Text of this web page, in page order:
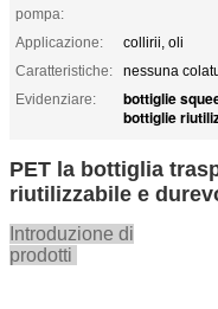
pompa:
Applicazione:
collirii, oli
Caratteristiche:
nessuna
Evidenziare:
bottiglie
bottiglie
PET la bottiglia
riutilizzabile e
Introduzione di
prodotti